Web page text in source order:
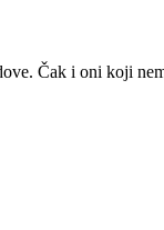
Čak i oni koji